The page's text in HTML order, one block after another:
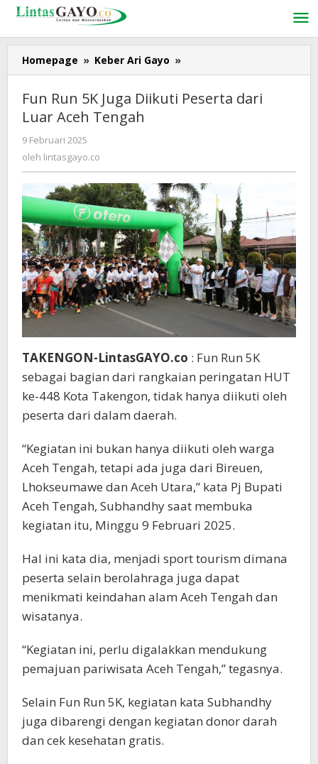
Lewati
konten
Homepage » Keber Ari Gayo »
Run
Juga
Tengah
Fun Run 5K Juga Diikuti Peserta dari
Luar Aceh Tengah
9 Februari 2025
lintasgayo.co
oleh lintasgayo.co
TAKENGON-LintasGAYO.co : Fun Run 5K
sebagai bagian dari rangkaian peringatan HUT
ke-448 Kota Takengon, tidak hanya diikuti oleh
peserta dari dalam daerah.
“Kegiatan ini bukan hanya diikuti oleh warga
Aceh Tengah, tetapi ada juga dari Bireuen,
Lhokseumawe dan Aceh Utara,” kata Pj Bupati
Aceh Tengah, Subhandhy saat membuka
kegiatan itu, Minggu 9 Februari 2025.
Hal ini kata dia, menjadi sport tourism dimana
peserta selain berolahraga juga dapat
menikmati keindahan alam Aceh Tengah dan
wisatanya.
“Kegiatan ini, perlu digalakkan mendukung
pemajuan pariwisata Aceh Tengah,” tegasnya.
Selain Fun Run 5K, kegiatan kata Subhandhy
juga dibarengi dengan kegiatan donor darah
dan cek kesehatan gratis.